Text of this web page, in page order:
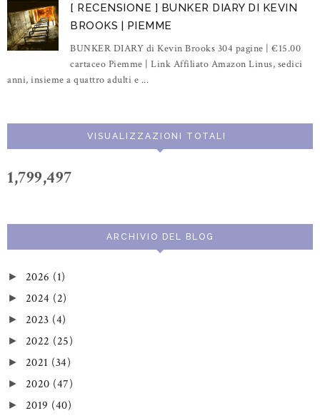
[ RECENSIONE ] BUNKER DIARY DI KEVIN
BROOKS | PIEMME
BUNKER DIARY di Kevin Brooks 304 pagine | €15.00
cartaceo Piemme | Link Affiliato Amazon Linus, sedici
anni, insieme a quattro adulti e ...
VISUALIZZAZIONI TOTALI
1,799,497
ARCHIVIO DEL BLOG
► 2026 (1)
► 2024 (2)
► 2023 (4)
► 2022 (25)
► 2021 (34)
► 2020 (47)
► 2019 (40)